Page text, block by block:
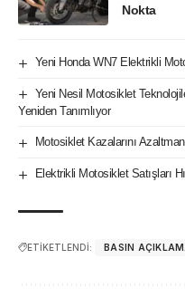
Nokta
Yeni Honda WN7 Elektrikli
Yeni Nesil Motosiklet
Yeniden Tanımlıyor
Motosiklet Kazalarını
Elektrikli Motosiklet Satışları
ETİKETLENDİ: BASIN